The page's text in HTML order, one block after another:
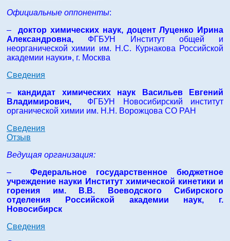
Официальные оппоненты:
–
доктор химических наук, доцент Луценко Ирина
Александровна, ФГБУН Институт общей и
неорганической химии им. Н.С. Курнакова Российской
академии науки», г. Москва
Сведения
– кандидат химических наук
Васильев Евгений
Владимирович, ФГБУН Новосибирский институт
органической химии им. Н.Н. Ворожцова СО РАН
Сведения
Отзыв
Ведущая организация:
– Федеральное государственное бюджетное
учреждение науки Институт химической кинетики и
горения им. В.В. Воеводского Сибирского
отделения Российской академии наук, г.
Новосибирск
Сведения